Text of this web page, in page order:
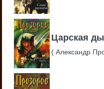
Царская
(Александр